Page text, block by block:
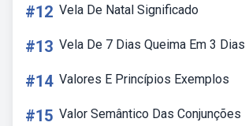
#12 Vela De Natal Significado
#13 Vela De 7 Dias Queima Em 3 Dias
#14 Valores E Princípios Exemplos
#15 Valor Semântico Das Conjunções